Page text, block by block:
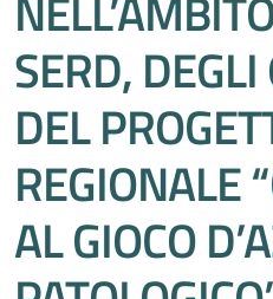
SERD,
DEL
REGIONALE
AL GIOCO